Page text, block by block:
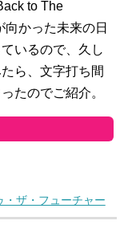
to The
かった未来の日
いるので、久し
ら、文字打ち間
たのでご紹介。
・ザ・フューチャー